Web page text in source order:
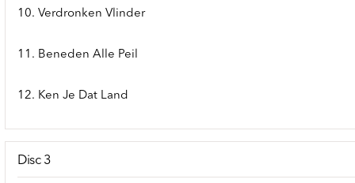
10. Verdronken Vlinder
11. Beneden Alle Peil
12. Ken Je Dat Land
Disc 3